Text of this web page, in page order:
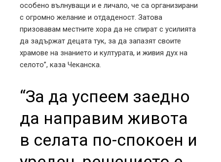
особено вълнуващи и е личало, че са организирани
с огромно желание и отдаденост. Затова
призовавам местните хора да не спират с усилията
да задържат децата тук, за да запазят своите
храмове на знанието и културата, и живия дух на
селото”, каза Чеканска.
“За да успеем заедно
да направим живота
в селата по-спокоен и